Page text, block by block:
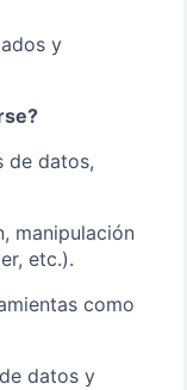
y
de datos,
manipulación
etc.).
como
datos y